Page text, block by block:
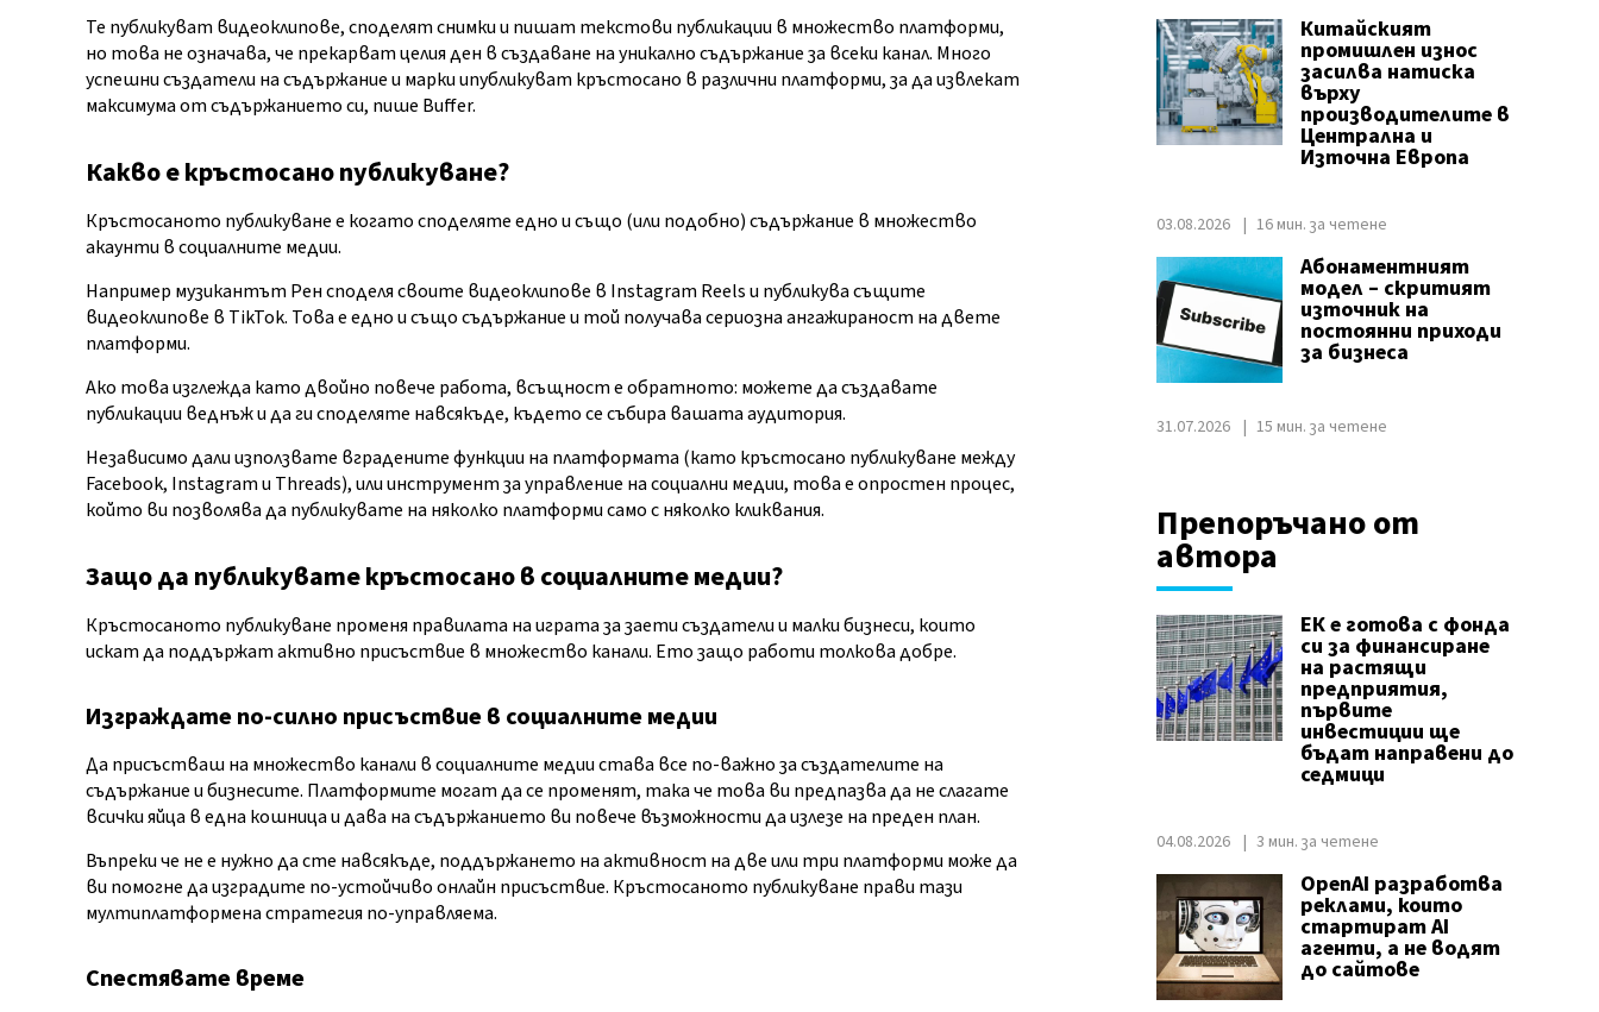
Те публикуват видеоклипове, споделят снимки и пишат текстови публикации в множество платформи,
но това не означава, че прекарват целия ден в създаване на уникално съдържание за всеки канал. Много
успешни създатели на съдържание и марки ипубликуват кръстосано в различни платформи, за да извлекат
максимума от съдържанието си, пише Buffer.
Какво е кръстосано публикуване?
Кръстосаното публикуване е когато споделяте едно и също (или подобно) съдържание в множество
акаунти в социалните медии.
Например музикантът Рен споделя своите видеоклипове в Instagram Reels и публикува същите
видеоклипове в TikTok. Това е едно и също съдържание и той получава сериозна ангажираност на двете
платформи.
Ако това изглежда като двойно повече работа, всъщност е обратното: можете да създавате
публикации веднъж и да ги споделяте навсякъде, където се събира вашата аудитория.
Независимо дали използвате вградените функции на платформата (като кръстосано публикуване между
Facebook, Instagram и Threads), или инструмент за управление на социални медии, това е опростен процес,
който ви позволява да публикувате на няколко платформи само с няколко кликвания.
Защо да публикувате кръстосано в социалните медии?
Кръстосаното публикуване променя правилата на играта за заети създатели и малки бизнеси, които
искат да поддържат активно присъствие в множество канали. Ето защо работи толкова добре.
Изграждате по-силно присъствие в социалните медии
Да присъстваш на множество канали в социалните медии става все по-важно за създателите на
съдържание и бизнесите. Платформите могат да се променят, така че това ви предпазва да не слагате
всички яйца в една кошница и дава на съдържанието ви повече възможности да излезе на преден план.
Въпреки че не е нужно да сте навсякъде, поддържането на активност на две или три платформи може да
ви помогне да изградите по-устойчиво онлайн присъствие. Кръстосаното публикуване прави тази
мултиплатформена стратегия по-управляема.
Спестявате време
Китайският
промишлен износ
засилва натиска
върху
производителите в
Централна и
Източна Европа
03.08.2026 16 мин. за четене
Абонаментният
модел – скритият
източник на
постоянни приходи
за бизнеса
31.07.2026 15 мин. за четене
Препоръчано от
автора
ЕК е готова с фонда
си за финансиране
на растящи
предприятия,
първите
инвестиции ще
бъдат направени до
седмици
04.08.2026 3 мин. за четене
OpenAI разработва
реклами, които
стартират AI
агенти, а не водят
до сайтове